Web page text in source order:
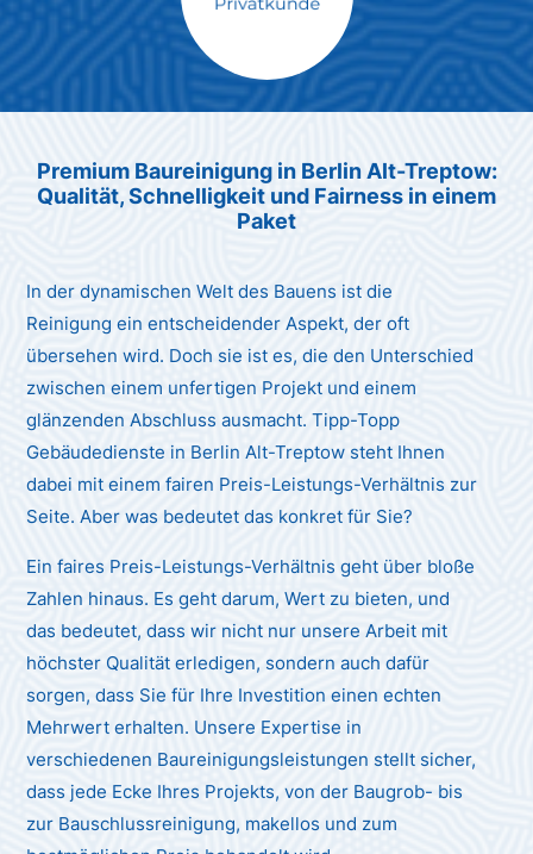
Max Mustermann
Premium Baureinigung in Berlin Alt-Treptow:
Qualität, Schnelligkeit und Fairness in einem
Paket
In der dynamischen Welt des Bauens ist die
Reinigung ein entscheidender Aspekt, der oft
übersehen wird. Doch sie ist es, die den Unterschied
zwischen einem unfertigen Projekt und einem
glänzenden Abschluss ausmacht. Tipp-Topp
Gebäudedienste in Berlin Alt-Treptow steht Ihnen
dabei mit einem fairen Preis-Leistungs-Verhältnis zur
Seite. Aber was bedeutet das konkret für Sie?
Ein faires Preis-Leistungs-Verhältnis geht über bloße
Zahlen hinaus. Es geht darum, Wert zu bieten, und
das bedeutet, dass wir nicht nur unsere Arbeit mit
höchster Qualität erledigen, sondern auch dafür
sorgen, dass Sie für Ihre Investition einen echten
Mehrwert erhalten. Unsere Expertise in
verschiedenen Baureinigungsleistungen stellt sicher,
dass jede Ecke Ihres Projekts, von der Baugrob- bis
zur Bauschlussreinigung, makellos und zum